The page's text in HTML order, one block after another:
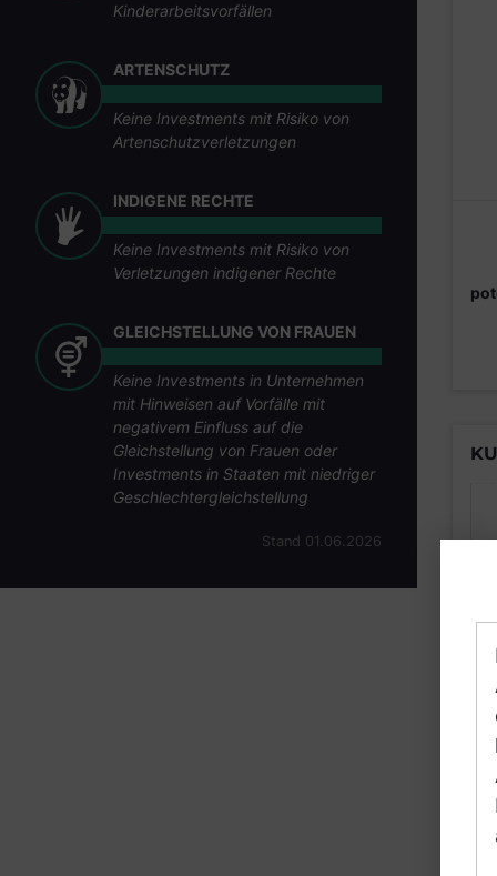
Kinderarbeitsvorfällen
ARTENSCHUTZ
Keine Investments mit Risiko von
Artenschutzverletzungen
INDIGENE RECHTE
Keine Investments mit Risiko von
Verletzungen indigener Rechte
GLEICHSTELLUNG VON FRAUEN
Keine Investments in Unternehmen
mit Hinweisen auf Vorfälle mit
negativem Einfluss auf die
Gleichstellung von Frauen oder
Investments in Staaten mit niedriger
Geschlechtergleichstellung
Stand 01.06.2026